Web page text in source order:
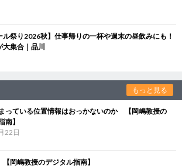
ル祭り2026秋】仕事帰りの一杯や週末の昼飲みにも！
集合｜品川
もっと見る
っている位置情報はおっかないのか 【岡嶋教授の
南】
22日
岡嶋教授のデジタル指南】